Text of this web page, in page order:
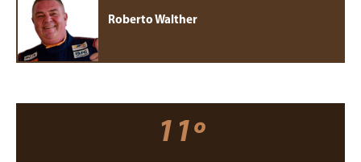
Roberto Walther
11º